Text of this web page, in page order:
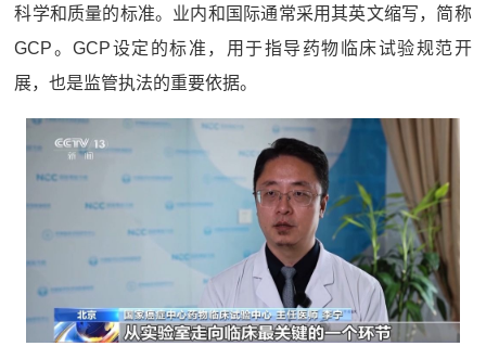
科学和质量的标准。业内和国际通常采用其英文缩写，简称
GCP。GCP设定的标准，用于指导药物临床试验规范开
展，也是监管执法的重要依据。